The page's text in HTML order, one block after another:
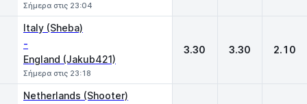
Σήμερα στις 23:04
Italy (Sheba)
-
England (Jakub421)
Σήμερα στις 23:18
3.30 3.30 2.10
Netherlands (Shooter)